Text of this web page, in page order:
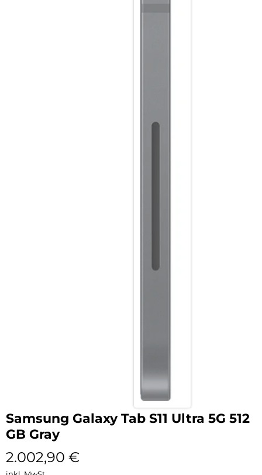
Samsung Galaxy Tab S11 Ultra 5G 512
GB Gray
2.002,90 €